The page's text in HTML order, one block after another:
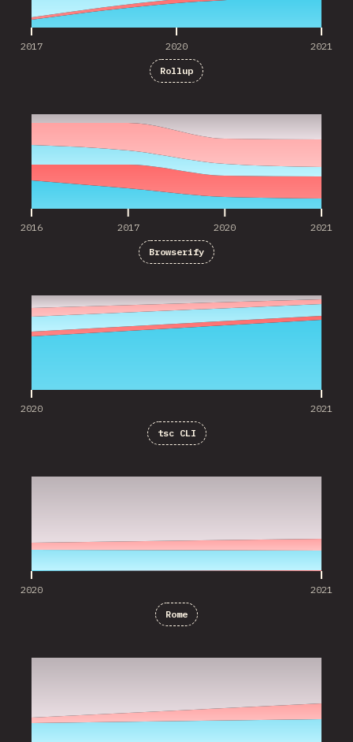
2017 2020 2021
Rollup
2016 2017 2020 2021
Browserify
2020 2021
tsc CLI
2020 2021
Rome